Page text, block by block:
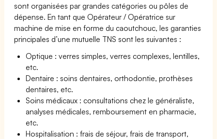
sont organisées par grandes catégories ou pôles de
dépense. En tant que Opérateur / Opératrice sur
machine de mise en forme du caoutchouc, les garanties
principales d’une mutuelle TNS sont les suivantes :
Optique : verres simples, verres complexes, lentilles,
etc.
Dentaire : soins dentaires, orthodontie, prothèses
dentaires, etc.
Soins médicaux : consultations chez le généraliste,
analyses médicales, remboursement en pharmacie,
etc.
Hospitalisation : frais de séjour, frais de transport,